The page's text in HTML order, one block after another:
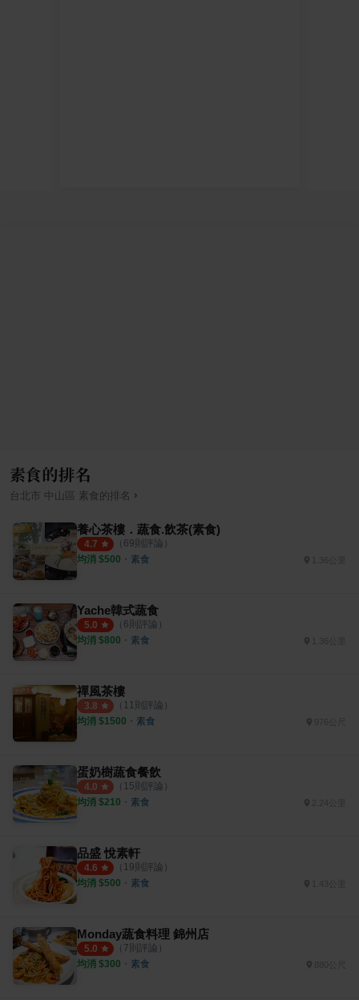
素食的排名
台北市 中山區 素食的排名 ›
養心茶樓．蔬食.飲茶(素食)
4.7 （ 69則評論）
均消 $500 ・ 素食
Yache韓式蔬食
5.0 （ 6則評論）
均消 $800 ・ 素食
禪風茶樓
3.8 （ 11則評論）
均消 $1500 ・ 素食
蛋奶樹蔬食餐飲
4.0 （ 15則評論）
均消 $210 ・ 素食 2.24公里
品盛 悅素軒
4.6 （ 19則評論）
均消 $500 ・ 素食 1.43公里
Monday蔬食料理 錦州店
5.0 （ 7則評論）
均消 $300 ・ 素食